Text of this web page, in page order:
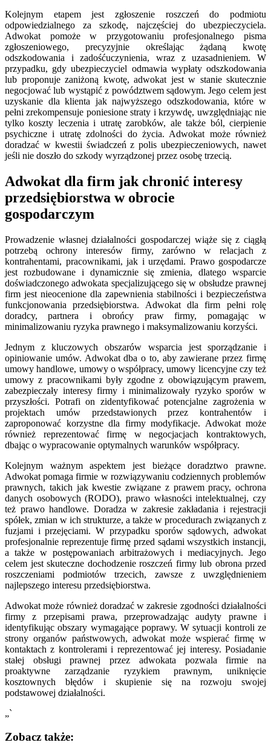
Kolejnym etapem jest zgłoszenie roszczeń do podmiotu
odpowiedzialnego za szkodę, najczęściej do ubezpieczyciela.
Adwokat pomoże w przygotowaniu profesjonalnego pisma
zgłoszeniowego, precyzyjnie określając żądaną kwotę
odszkodowania i zadośćuczynienia, wraz z uzasadnieniem. W
przypadku, gdy ubezpieczyciel odmawia wypłaty odszkodowania
lub proponuje zaniżoną kwotę, adwokat jest w stanie skutecznie
negocjować lub wystąpić z powództwem sądowym. Jego celem jest
uzyskanie dla klienta jak najwyższego odszkodowania, które w
pełni zrekompensuje poniesione straty i krzywdę, uwzględniając nie
tylko koszty leczenia i utratę zarobków, ale także ból, cierpienie
psychiczne i utratę zdolności do życia. Adwokat może również
doradzać w kwestii świadczeń z polis ubezpieczeniowych, nawet
jeśli nie doszło do szkody wyrządzonej przez osobę trzecią.
Adwokat dla firm jak chronić interesy
przedsiębiorstwa w obrocie
gospodarczym
Prowadzenie własnej działalności gospodarczej wiąże się z ciągłą
potrzebą ochrony interesów firmy, zarówno w relacjach z
kontrahentami, pracownikami, jak i urzędami. Prawo gospodarcze
jest rozbudowane i dynamicznie się zmienia, dlatego wsparcie
doświadczonego adwokata specjalizującego się w obsłudze prawnej
firm jest nieocenione dla zapewnienia stabilności i bezpieczeństwa
funkcjonowania przedsiębiorstwa. Adwokat dla firm pełni rolę
doradcy, partnera i obrońcy praw firmy, pomagając w
minimalizowaniu ryzyka prawnego i maksymalizowaniu korzyści.
Jednym z kluczowych obszarów wsparcia jest sporządzanie i
opiniowanie umów. Adwokat dba o to, aby zawierane przez firmę
umowy handlowe, umowy o współpracy, umowy licencyjne czy też
umowy z pracownikami były zgodne z obowiązującym prawem,
zabezpieczały interesy firmy i minimalizowały ryzyko sporów w
przyszłości. Potrafi on zidentyfikować potencjalne zagrożenia w
projektach umów przedstawionych przez kontrahentów i
zaproponować korzystne dla firmy modyfikacje. Adwokat może
również reprezentować firmę w negocjacjach kontraktowych,
dbając o wypracowanie optymalnych warunków współpracy.
Kolejnym ważnym aspektem jest bieżące doradztwo prawne.
Adwokat pomaga firmie w rozwiązywaniu codziennych problemów
prawnych, takich jak kwestie związane z prawem pracy, ochrona
danych osobowych (RODO), prawo własności intelektualnej, czy
też prawo handlowe. Doradza w zakresie zakładania i rejestracji
spółek, zmian w ich strukturze, a także w procedurach związanych z
fuzjami i przejęciami. W przypadku sporów sądowych, adwokat
profesjonalnie reprezentuje firmę przed sądami wszystkich instancji,
a także w postępowaniach arbitrażowych i mediacyjnych. Jego
celem jest skuteczne dochodzenie roszczeń firmy lub obrona przed
roszczeniami podmiotów trzecich, zawsze z uwzględnieniem
najlepszego interesu przedsiębiorstwa.
Adwokat może również doradzać w zakresie zgodności działalności
firmy z przepisami prawa, przeprowadzając audyty prawne i
identyfikując obszary wymagające poprawy. W sytuacji kontroli ze
strony organów państwowych, adwokat może wspierać firmę w
kontaktach z kontrolerami i reprezentować jej interesy. Posiadanie
stałej obsługi prawnej przez adwokata pozwala firmie na
proaktywne zarządzanie ryzykiem prawnym, uniknięcie
kosztownych błędów i skupienie się na rozwoju swojej
podstawowej działalności.
„`
Zobacz także: